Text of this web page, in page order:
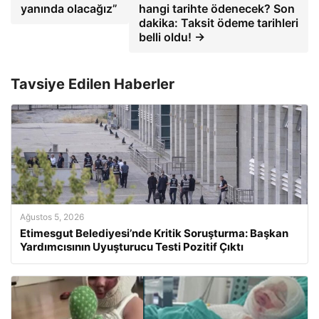
yanında olacağız”
hangi tarihte ödenecek? Son
dakika: Taksit ödeme tarihleri
​​belli oldu! →
Tavsiye Edilen Haberler
Ağustos 5, 2026
Etimesgut Belediyesi’nde Kritik Soruşturma: Başkan
Yardımcısının Uyuşturucu Testi Pozitif Çıktı